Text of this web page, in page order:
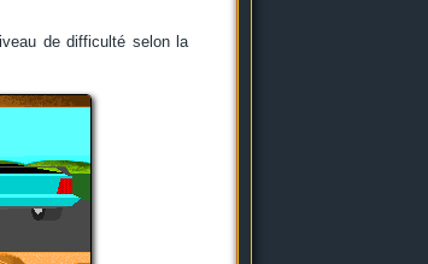
de difficulté selon la